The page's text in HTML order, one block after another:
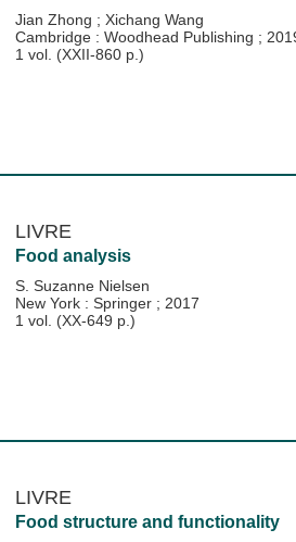
Jian Zhong ; Xichang Wang
Cambridge : Woodhead Publishing ;
1 vol. (XXII-860 p.)
LIVRE
Food analysis
S. Suzanne Nielsen
New York : Springer ; 2017
1 vol. (XX-649 p.)
LIVRE
Food structure and functionality